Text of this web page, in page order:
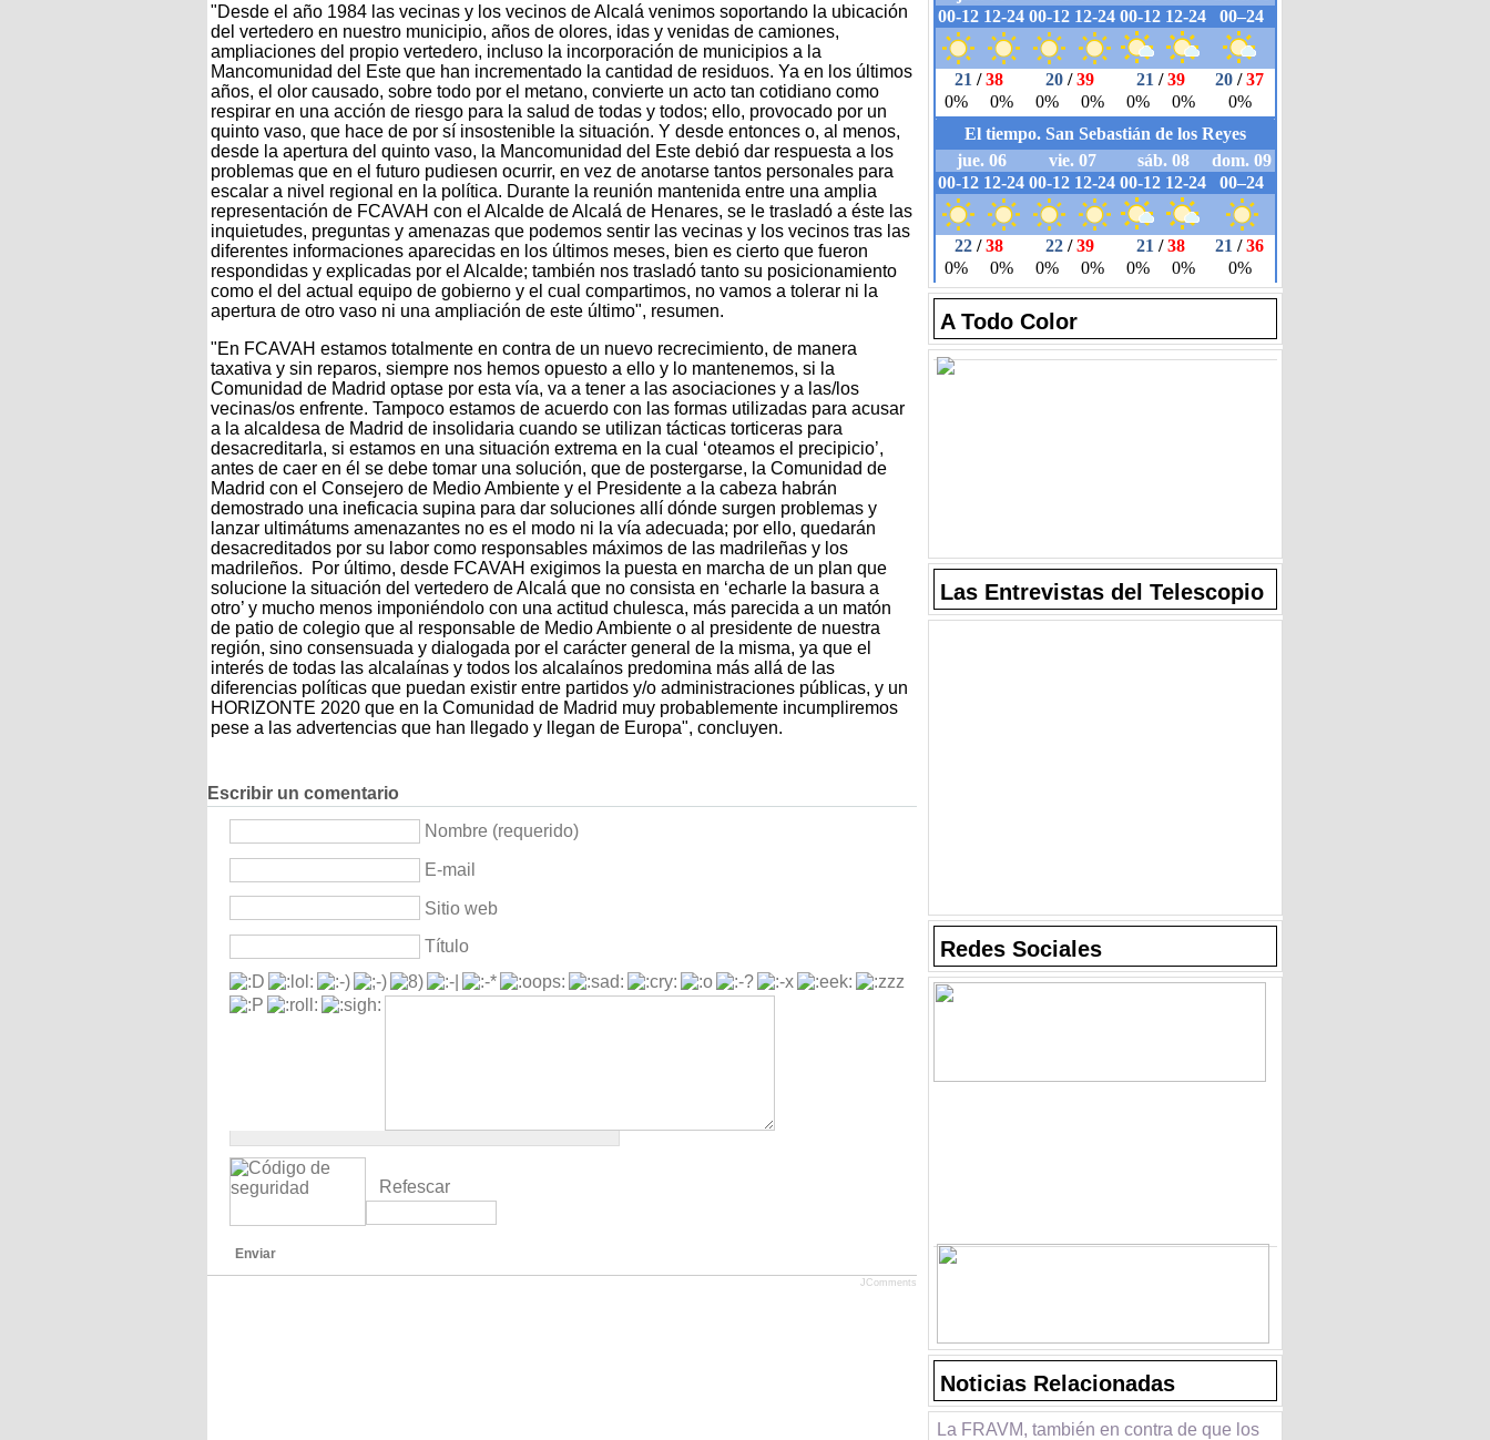
"Desde el año 1984 las vecinas y los vecinos de Alcalá venimos soportando la ubicación
del vertedero en nuestro municipio, años de olores, idas y venidas de camiones,
ampliaciones del propio vertedero, incluso la incorporación de municipios a la
Mancomunidad del Este que han incrementado la cantidad de residuos. Ya en los últimos
años, el olor causado, sobre todo por el metano, convierte un acto tan cotidiano como
respirar en una acción de riesgo para la salud de todas y todos; ello, provocado por un
quinto vaso, que hace de por sí insostenible la situación. Y desde entonces o, al menos,
desde la apertura del quinto vaso, la Mancomunidad del Este debió dar respuesta a los
problemas que en el futuro pudiesen ocurrir, en vez de anotarse tantos personales para
escalar a nivel regional en la política. Durante la reunión mantenida entre una amplia
representación de FCAVAH con el Alcalde de Alcalá de Henares, se le trasladó a éste las
inquietudes, preguntas y amenazas que podemos sentir las vecinas y los vecinos tras las
diferentes informaciones aparecidas en los últimos meses, bien es cierto que fueron
respondidas y explicadas por el Alcalde; también nos trasladó tanto su posicionamiento
como el del actual equipo de gobierno y el cual compartimos, no vamos a tolerar ni la
apertura de otro vaso ni una ampliación de este último", resumen.
"En FCAVAH estamos totalmente en contra de un nuevo recrecimiento, de manera
taxativa y sin reparos, siempre nos hemos opuesto a ello y lo mantenemos, si la
Comunidad de Madrid optase por esta vía, va a tener a las asociaciones y a las/los
vecinas/os enfrente. Tampoco estamos de acuerdo con las formas utilizadas para acusar
a la alcaldesa de Madrid de insolidaria cuando se utilizan tácticas torticeras para
desacreditarla, si estamos en una situación extrema en la cual ‘oteamos el precipicio’,
antes de caer en él se debe tomar una solución, que de postergarse, la Comunidad de
Madrid con el Consejero de Medio Ambiente y el Presidente a la cabeza habrán
demostrado una ineficacia supina para dar soluciones allí dónde surgen problemas y
lanzar ultimátums amenazantes no es el modo ni la vía adecuada; por ello, quedarán
desacreditados por su labor como responsables máximos de las madrileñas y los
madrileños. Por último, desde FCAVAH exigimos la puesta en marcha de un plan que
solucione la situación del vertedero de Alcalá que no consista en ‘echarle la basura a
otro’ y mucho menos imponiéndolo con una actitud chulesca, más parecida a un matón
de patio de colegio que al responsable de Medio Ambiente o al presidente de nuestra
región, sino consensuada y dialogada por el carácter general de la misma, ya que el
interés de todas las alcalaínas y todos los alcalaínos predomina más allá de las
diferencias políticas que puedan existir entre partidos y/o administraciones públicas, y un
HORIZONTE 2020 que en la Comunidad de Madrid muy probablemente incumpliremos
pese a las advertencias que han llegado y llegan de Europa", concluyen.
Escribir un comentario
Nombre (requerido)
E-mail
Sitio web
Título
Refescar
Enviar
JComments
A Todo Color
Las Entrevistas del Telescopio
Redes Sociales
Noticias Relacionadas
La FRAVM, también en contra de que los